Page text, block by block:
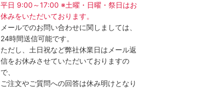
平日 9:00～17:00 ※土曜・日曜・祭日はお
休みをいただいております。
メールでのお問い合わせに関しましては、
24時間送信可能です。
ただし、土日祝など弊社休業日はメール返
信をお休みさせていただいておりますの
で、
ご注文やご質問への回答は休み明けとなり